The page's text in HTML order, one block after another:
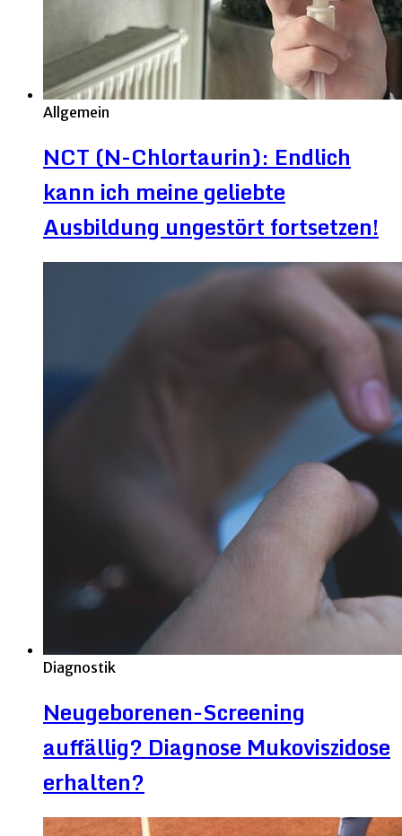
Allgemein
NCT (N-Chlortaurin): Endlich
kann ich meine geliebte
Ausbildung ungestört fortsetzen!
Diagnostik
Neugeborenen-Screening
auffällig? Diagnose Mukoviszidose
erhalten?